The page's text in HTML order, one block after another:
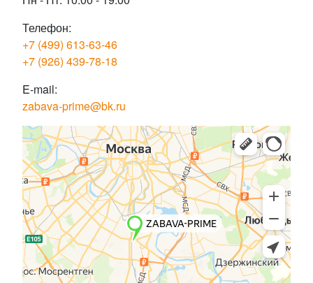
Телефон:
+7 (499) 613-63-46
+7 (926) 439-78-18
E-mail:
zabava-prime@bk.ru